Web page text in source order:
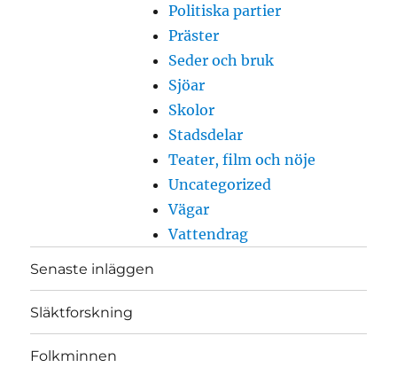
Politiska partier
Präster
Seder och bruk
Sjöar
Skolor
Stadsdelar
Teater, film och nöje
Uncategorized
Vägar
Vattendrag
Senaste inläggen
Släktforskning
Folkminnen